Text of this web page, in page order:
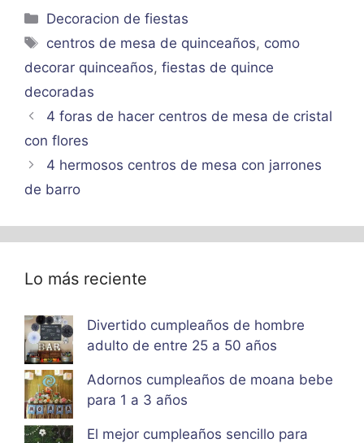
Categorías
Decoracion de fiestas
Etiquetas
centros de mesa de quinceaños, como
decorar quinceaños, fiestas de quince
decoradas
4 foras de hacer centros de mesa de cristal
con flores
4 hermosos centros de mesa con jarrones
de barro
Lo más reciente
Divertido cumpleaños de hombre
adulto de entre 25 a 50 años
Adornos cumpleaños de moana bebe
para 1 a 3 años
El mejor cumpleaños sencillo para